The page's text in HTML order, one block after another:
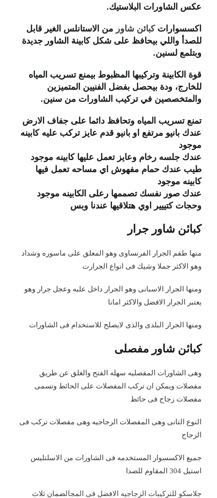
عكس الشاورات البلاستيك.
اكسسواراتكبائن شاور من الاستانلس الغير قابل
للصدأ واللي بيحافظ على شكل كابينة الشاور جديدة
وبتلمع لسنين.
قوة الكابينة وتركيبها المظبوط بيمنع تسريب المياه
للخارج، ودة بيحصل بفضل الفنيين المتميزين
والمتخصصين في تركيب الشاورات من سنين.
تمنع تسريب المياه وتحافظ دائما على جفاف الارض
عندك بانيو مرتفع او بانيو قدم عايز تركب عليه كابينه
موجود
عندك جلسه رخام وعايز تعمل عليها كابينه موجود
طيب عندك حمام مفهوش اي مساحه تعمل فيها
كابينه موجود
عندك صور نفسك تصممها رعلى الكابينه موجود
وحجات كتييير اوي هتلاقيها عندنا وبس
كبائن شاور جرار
منها طقم الجرار الفرنساوى وهو المعلق على ماسوره وشداد
وهو الاكثر جملا وشيك فى انواع الجرارت
ومنها الجرار الاسبانى وهو الجرار داخل علبه وعجل جرار وهو
يعتبر الجرار الافضل والاكثر امانا
ومنها الجرار البلدى والذى لايصلح للاستخدام فى الشاورات
كبائن شاور مفصلى
وهى الشاورات المفصليه سهله الفتح والغلق عن طريق
مفصلات ويمكن ان تركب المفصلات على الحائط وتسمى
مفصلات زجاج فى حائط
النوع التانى وهى المفصلات الزجاجيه وهى مفصلات تركب فى
الزجاج
جميع الاكسسوار المستخدمه فى الشاورات من الاسلتليس
استيل 304 المقاوم للصدا
جلاسكو للتركيبات الزجاجيه الافضل فى المجالضمان ثلاث